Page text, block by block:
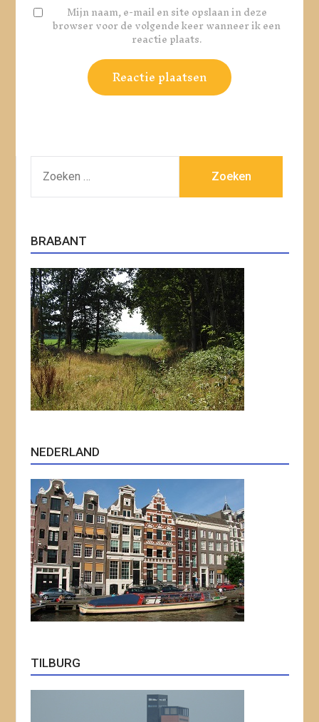
Mijn naam, e-mail en site opslaan in deze
browser voor de volgende keer wanneer ik een
reactie plaats.
NAAR:
BRABANT
NEDERLAND
TILBURG